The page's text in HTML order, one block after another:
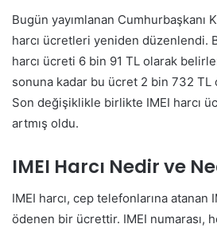
Bugün yayımlanan Cumhurbaşkanı
harcı ücretleri yeniden düzenlendi.
harcı ücreti 6 bin 91 TL olarak
sonuna kadar bu ücret 2 bin 732 TL
Son değişiklikle birlikte IMEI harcı
artmış oldu.
IMEI Harcı Nedir ve
IMEI harcı, cep telefonlarına atanan
ödenen bir ücrettir. IMEI numarası,